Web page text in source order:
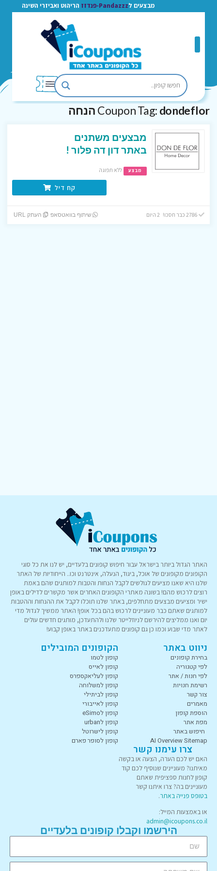
מבצעים לPandazzz-פנדזז הריהוט ואביזרי השינה
Coupon Tag: dondeflor הנחה
מבצעים משתנים
באתר דון דה פלור !
מבצע ללא תפוגה
קח דיל
2786 כבר חסכו! 2 היום שיתוף בוואטסאפ העתק URL
האתר הגדול ביותר בישראל עבור חיפוש קופונים בלעדיים, יש לנו את כל סוגי
הקופונים מקופונים של אוכל, ביגוד, הנעלה, אינטרנט וכו.. הייחודיות של האתר
שלנו היא שאנו מציעים לגולשים לקבל הנחות והטבות למותגים שהם באמת
רוצים לרכוש מהם! בשונה מאתרי הקופונים האחרים אשר מקשרים לדילים באופן
ישיר ומציעים מבצעים מתחלפים, באתר שלנו תוכלו לקבל את ההנחות וההטבות
למותגים שאתם כבר מעוניינים לרכוש בהם בכל אופן! האתר ממשיך לגדול מדי
יום ואנו ממליצים להירשם לניוזלייטר שלנו ולהתעדכן, מותגים חדשים עולים
לאתר מדי שבוע וכמו כן גם קופונים מתעדכנים באתר באופן קבוע!
ניווט באתר
בחירת קופונים
לפי קטגוריה
לפי חנות / אתר
רשימת חנויות
צור קשר
מאמרים
הוספת קופון
מפת אתר
חיפוש באתר
AI Overview Sitemap
הקופונים המובילים
קופון לטמו
קופון לאייס
קופון לעליאקספרס
קופון למשלוחה
קופון לביתילי
קופון לאייבורי
קופון לeSimo
קופון לurban
קופון לישרוטל
קופון לסופר פארם
צרו עימנו קשר
האם יש לכם הערה, הצעה או בקשה
מאיתנו? מעוניינים שנוסיף לכם קוד
קופון לחנות ספציפית שאתם
מעוניינים בה? צרו איתנו קשר
בטופס פנייה באתר.
או באמצעות המייל:
admin@icoupons.co.il
הירשמו וקבלו קופונים בלעדיים